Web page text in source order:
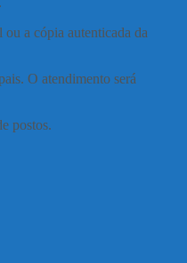
a cópia autenticada da
O atendimento será
postos.